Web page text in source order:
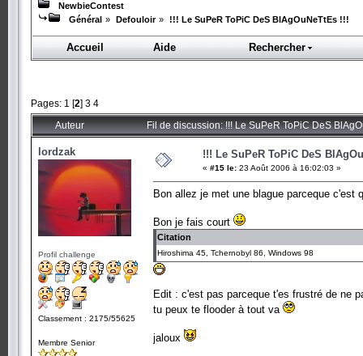
NewbieContest
Général » Defouloir » !!! Le SuPeR ToPiC DeS BlAgOuNeTtEs !!!
Accueil Aide Rechercher
Pages: 1 [2] 3 4
Auteur Fil de discussion: !!! Le SuPeR ToPiC DeS
lordzak
Profil challenge
Classement : 2175/55625
Membre Senior
!!! Le SuPeR ToPiC DeS
« #15 le: 23 Août 2006 à 16:02:03 »
Bon allez je met une blague parceque c'est
Bon je fais court
Citation
Hiroshima 45, Tchernobyl 86, Windows 98
Edit : c'est pas parceque t'es frustré de ne
tu peux te flooder à tout va
jaloux